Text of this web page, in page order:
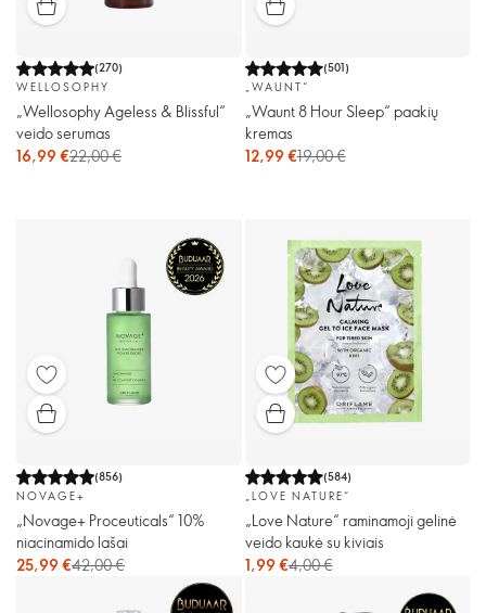
(270)
WELLOSOPHY
„Wellosophy Ageless & Blissful“
veido serumas
16,99 €22,00 €
(501)
„WAUNT“
„Waunt 8 Hour Sleep“ paakių
kremas
12,99 €19,00 €
(856)
NOVAGE+
„Novage+ Proceuticals“ 10%
niacinamido lašai
25,99 €42,00 €
(584)
„LOVE NATURE“
„Love Nature“ raminamoji gelinė
veido kaukė su kiviais
1,99 €4,00 €